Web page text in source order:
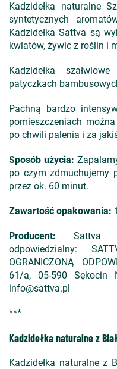
Kadzidełka naturalne
syntetycznych
Kadzidełka Sattva są
kwiatów, żywic z roślin i
Kadzidełka
patyczkach
Pachną bardzo
pomieszczeniach
po chwili palenia i za
Sposób użycia:
po czym zdmuchujemy
przez ok. 60 minut.
Zawartość opakowania:
Producent: Sattva
odpowiedzialny:
OGRANICZONĄ
61/a, 05-590 Sękocin
info@sattva.pl
***
Kadzidełka naturalne z
Kadzidełka naturalne z